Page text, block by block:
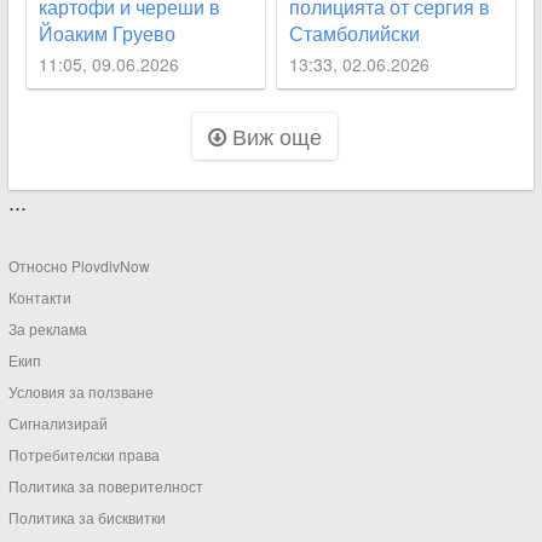
картофи и череши в
Йоаким Груево
11:05, 09.06.2026
полицията от сергия в
Стамболийски
13:33, 02.06.2026
Виж още
...
Относно PlovdivNow
Контакти
За реклама
Екип
Условия за ползване
Сигнализирай
Потребителски права
Политика за поверителност
Политика за бисквитки